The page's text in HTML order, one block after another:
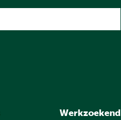
Werkzoekend